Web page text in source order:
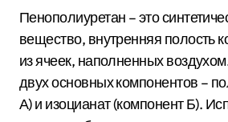
Пенополиуретан – это
вещество, внутренняя полость
из ячеек, наполненных
двух основных компонентов –
А) и изоцианат (компонент Б).